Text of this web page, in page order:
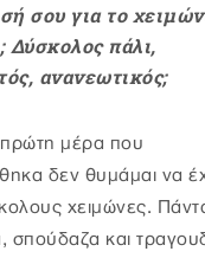
σου για το
Δύσκολος πάλι,
ανανεωτικός;
μέρα που
δεν θυμάμαι να
χειμώνες.
σπούδαζα και